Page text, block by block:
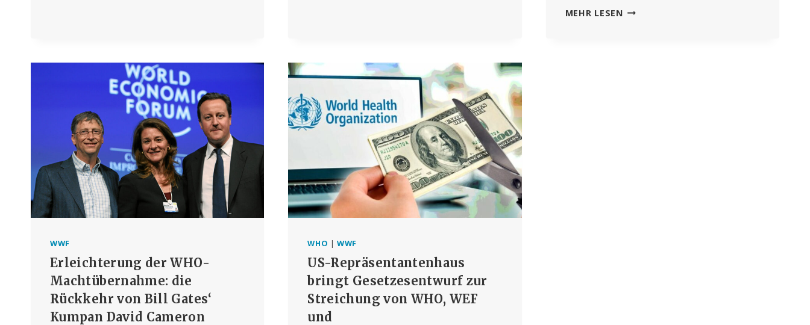
SICH
DAVOS
UND
WARNEN
DROHENDEN
„DISEASE
X“-
KATASTROPHE
UND
WELTWIRTSCHAFTSFORUM
KLINISCHE
STUDIEN
DURCH
KI-
PROJEKTIONEN
ZU
ERSETZEN
MEHR LESENWEF-
WWF
Erleichterung der WHO-
Machtübernahme: die
Rückkehr von Bill Gates‘
Kumpan David Cameron
WHO |WWF
US-Repräsentantenhaus
bringt Gesetzesentwurf zur
Streichung von WHO, WEF
und